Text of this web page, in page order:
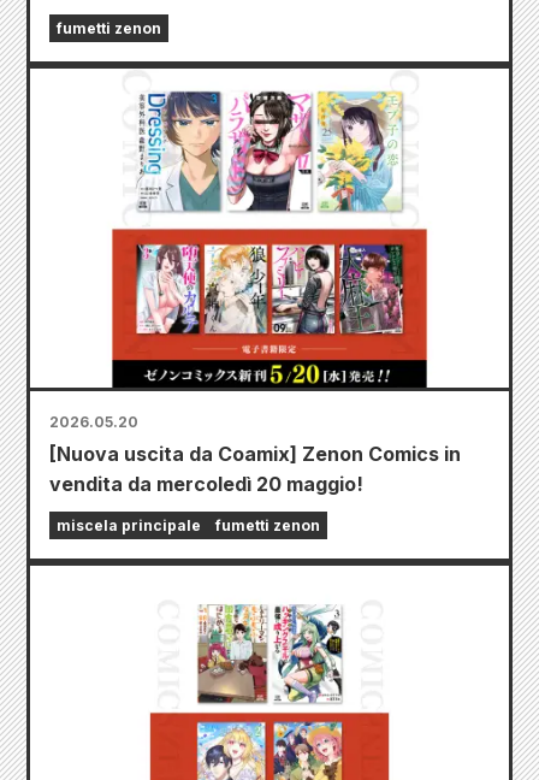
fumetti zenon
2026.05.20
[Nuova uscita da Coamix] Zenon Comics in
vendita da mercoledì 20 maggio!
miscela principale fumetti zenon